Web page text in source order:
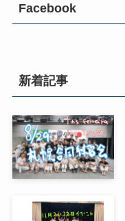
Facebook
新着記事